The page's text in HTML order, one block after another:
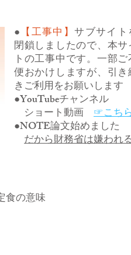
● 【工事中】サブサイト
閉鎖しましたので、本サ
トの工事中です。一部ご
便おかけしますが、引き
きご利用をお願いします
●YouTubeチャンネル
ショート動画 ☞こち
●NOTE論文始めました
だから財務省は嫌われ
食の意味